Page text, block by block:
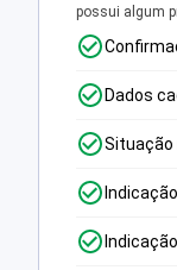
possui algum
Dados
Situação